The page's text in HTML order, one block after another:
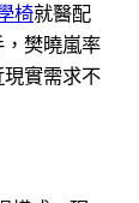
椅就醫配
樊曉嵐率
實需求不